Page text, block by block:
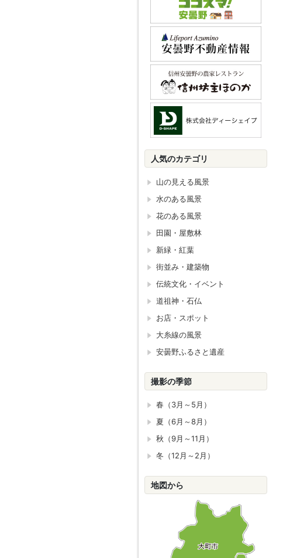
人気のカテゴリ
山の見える風景
水のある風景
花のある風景
田園・屋敷林
新緑・紅葉
街並み・建築物
伝統文化・イベント
道祖神・石仏
お店・スポット
大糸線の風景
安曇野ふるさと遺産
撮影の季節
春（3月～5月）
夏（6月～8月）
秋（9月～11月）
冬（12月～2月）
地図から